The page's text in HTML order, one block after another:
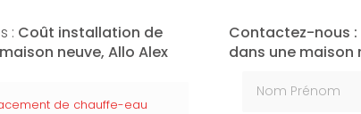
: Coût installation de
neuve, Allo Alex
de chauffe-eau
Contactez-nous
dans une maison